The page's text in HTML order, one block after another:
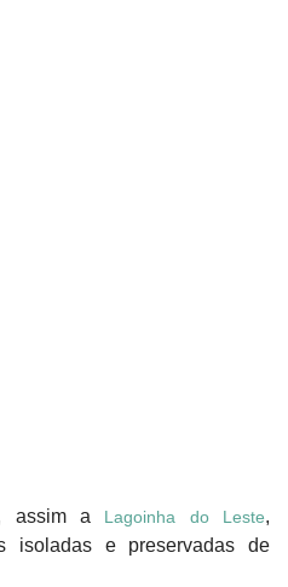
assim a Lagoinha do Leste,
isoladas e preservadas de